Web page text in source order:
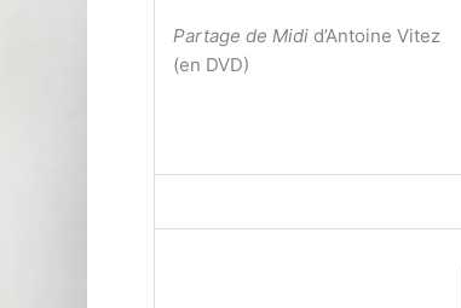
Partage de Midi d’Antoine Vitez
(en DVD)